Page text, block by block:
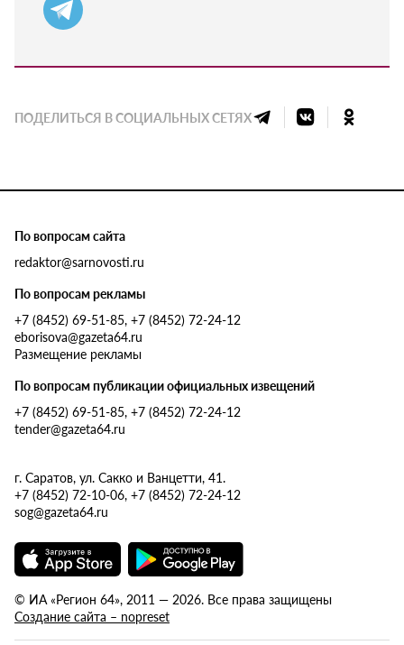
ПОДЕЛИТЬСЯ В СОЦИАЛЬНЫХ СЕТЯХ
По вопросам сайта
redaktor@sarnovosti.ru
По вопросам рекламы
+7 (8452) 69-51-85, +7 (8452) 72-24-12
eborisova@gazeta64.ru
Размещение рекламы
По вопросам публикации официальных извещений
+7 (8452) 69-51-85, +7 (8452) 72-24-12
tender@gazeta64.ru
г. Саратов, ул. Сакко и Ванцетти, 41.
+7 (8452) 72-10-06, +7 (8452) 72-24-12
sog@gazeta64.ru
© ИА «Регион 64», 2011 — 2026. Все права защищены
Создание сайта – nopreset